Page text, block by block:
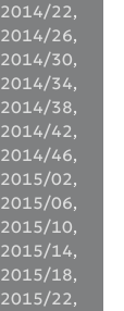
2014/22,
2014/26,
2014/30,
2014/34,
2014/38,
2014/42,
2014/46,
2015/02,
2015/06,
2015/10,
2015/14,
2015/18,
2015/22,